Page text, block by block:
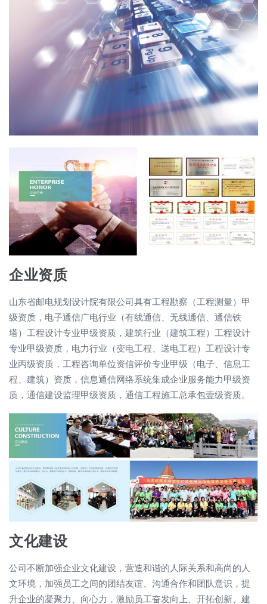
企业资质
山东省邮电规划设计院有限公司具有工程勘察（工程测量）甲
级资质，电子通信广电行业（有线通信、无线通信、通信铁
塔）工程设计专业甲级资质，建筑行业（建筑工程）工程设计
专业甲级资质，电力行业（变电工程、送电工程）工程设计专
业丙级资质，工程咨询单位资信评价专业甲级（电子、信息工
程、建筑）资质，信息通信网络系统集成企业服务能力甲级资
质，通信建设监理甲级资质，通信工程施工总承包壹级资质。
文化建设
公司不断加强企业文化建设，营造和谐的人际关系和高尚的人
文环境，加强员工之间的团结友谊、沟通合作和团队意识，提
升企业的凝聚力、向心力，激励员工奋发向上、开拓创新、建